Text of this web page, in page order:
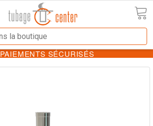
PAIEMENTS SÉCURISÉS